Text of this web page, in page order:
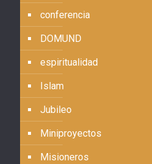
conferencia
DOMUND
espiritualidad
Islam
Jubileo
Miniproyectos
Misioneros